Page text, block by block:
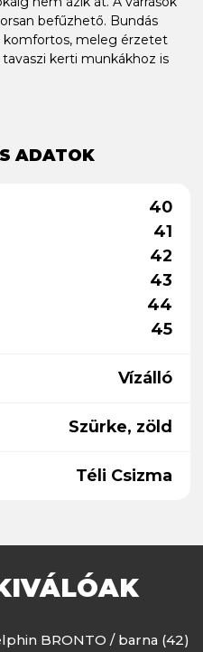
befűzhető. Bundás
komfortos, meleg érzetet
kerti munkákhoz is
ADATOK
40
41
42
43
44
45
Vízálló
Szürke, zöld
Téli Csizma
BRONTO / barna (42)